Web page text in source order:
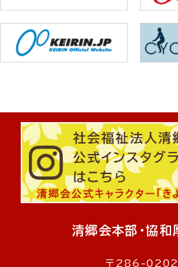
清郷会本部・協和
〒286-0202